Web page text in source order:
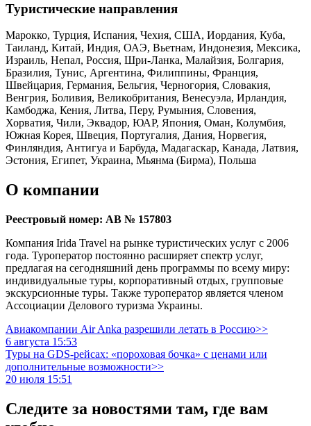
Туристическиe направления
Марокко, Турция, Испания, Чехия, США, Иордания, Куба,
Таиланд, Китай, Индия, ОАЭ, Вьетнам, Индонезия, Мексика,
Израиль, Непал, Россия, Шри-Ланка, Малайзия, Болгария,
Бразилия, Тунис, Аргентина, Филиппины, Франция,
Швейцария, Германия, Бельгия, Черногория, Словакия,
Венгрия, Боливия, Великобритания, Венесуэла, Ирландия,
Камбоджа, Кения, Литва, Перу, Румыния, Словения,
Хорватия, Чили, Эквадор, ЮАР, Япония, Оман, Колумбия,
Южная Корея, Швеция, Португалия, Дания, Норвегия,
Финляндия, Антигуа и Барбуда, Мадагаскар, Канада, Латвия,
Эстония, Египет, Украина, Мьянма (Бирма), Польша
О компании
Реестровый номер: АВ № 157803
Компания Irida Travel на рынке туристических услуг с 2006
года. Туроператор постоянно расширяет спектр услуг,
предлагая на сегодняшний день программы по всему миру:
индивидуальные туры, корпоративный отдых, групповые
экскурсионные туры. Также туроператор является членом
Ассоциации Делового туризма Украины.
Авиакомпании Air Anka разрешили летать в Россию>>
6 августа 15:53
Туры на GDS-рейсах: «пороховая бочка» с ценами или
дополнительные возможности>>
20 июля 15:51
Следите за новостями там, где вам